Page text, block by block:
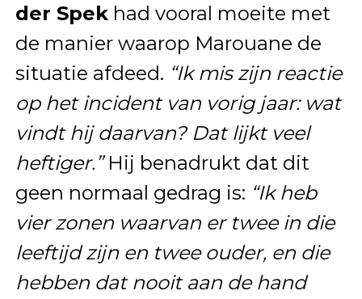
der Spekhad vooral moeite met
de manier waarop Marouane de
situatie afdeed. “Ik mis zijn reactie
op het incident van vorig jaar: wat
vindt hij daarvan? Dat lijkt veel
heftiger.”Hij benadrukt dat dit
geen normaal gedrag is: “Ik heb
vier zonen waarvan er twee in die
leeftijd zijn en twee ouder, en die
hebben dat nooit aan de hand